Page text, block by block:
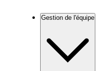
Gestion de l'équipe